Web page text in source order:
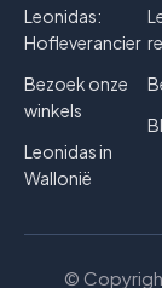
Leonidas:
Hofleverancier
Bezoek onze
winkels
Leonidas in
Wallonië
©